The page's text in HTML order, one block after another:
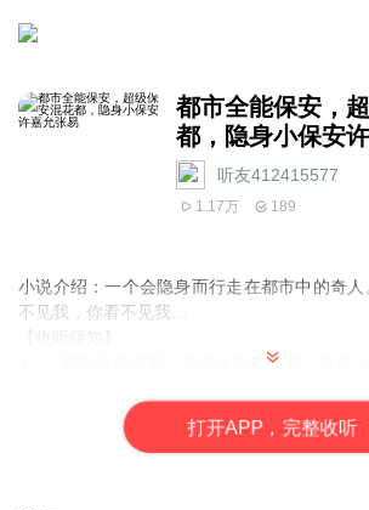
都市全能保安，
都，隐身小保安
听友412415577
1.17万 189
小说介绍：一个会隐身而行走在都市中的奇
不见我，你看不见我…
都市全能保安，超级保安混花都，隐身小
，请在微信中搜索公/众/号 【毛毛虫文学
141
，便可快速阅读小说文字
打开APP，完整收听